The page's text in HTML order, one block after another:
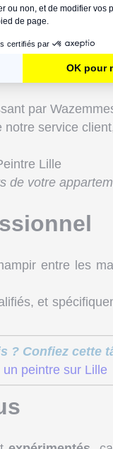
professionnel et
par
service
de votre
entre les
et
? Confiez cette
peintre sur Lille